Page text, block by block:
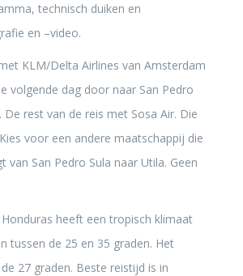
technisch duiken en
en –video.
KLM/Delta Airlines van Amsterdam
volgende dag door naar San Pedro
De rest van de reis met Sosa Air. Die
voor een andere maatschappij die
van San Pedro Sula naar Utila. Geen
Honduras heeft een tropisch klimaat
tussen de 25 en 35 graden. Het
27 graden. Beste reistijd is in